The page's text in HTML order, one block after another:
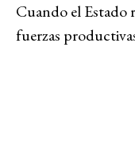
Cuando el Estado
fuerzas